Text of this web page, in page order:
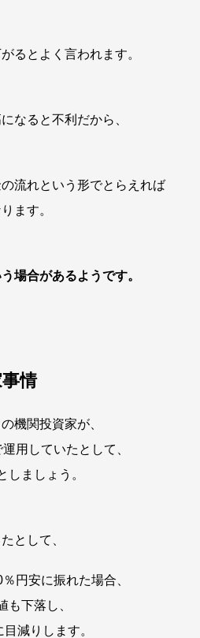
るとよく言われます。
なると不利だから、
流れという形でとらえれば
ます。
場合があるようです。
情
機関投資家が、
用していたとして、
しましょう。
として、
円安に振れた場合、
も下落し、
減りします。